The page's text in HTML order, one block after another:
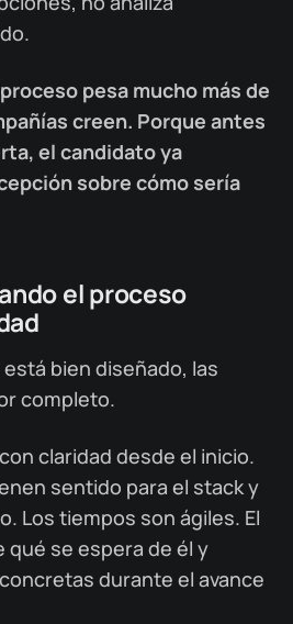
pesa mucho más de
creen. Porque antes
el candidato ya
sobre cómo sería
el proceso
bien diseñado, las
completo.
claridad desde el inicio.
sentido para el stack y
Los tiempos son ágiles. El
se espera de él y
durante el avance